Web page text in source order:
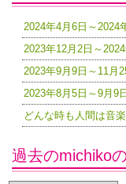
2024年4月6日～2024
2023年12月2日～
2023年9月9日～11月
2023年8月5日～9月9
どんな時も人間は音
過去のmichiko